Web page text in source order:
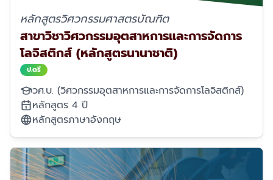
หลักสูตรวิศวกรรมศาสตรบัณฑิต
สาขาวิชาวิศวกรรมอุตสาหการและการจัดการ
โลจิสติกส์ (หลักสูตรนานาชาติ)
ป.ตรี
วศ.บ. (วิศวกรรมอุตสาหการและการจัดการโลจิสติกส์)
หลักสูตร 4 ปี
หลักสูตรภาษาอังกฤษ